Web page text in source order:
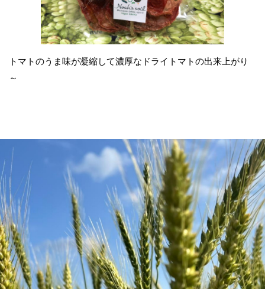
トマトのうま味が凝縮して濃厚なドライトマトの出来上がり
～